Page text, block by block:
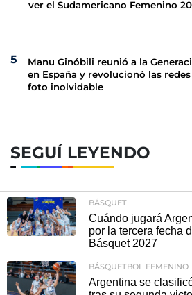
ver el Sudamericano Femenino
Manu Ginóbili reunió a la
en España y revolucionó las
foto inolvidable
SEGUÍ LEYENDO
BÁSQUET
Cuándo jugará
por la tercera fecha
Básquet 2027
BÁSQUETBOL FEMENINO
Argentina se